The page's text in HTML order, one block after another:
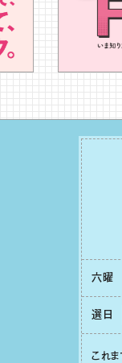
六曜
選日
これま